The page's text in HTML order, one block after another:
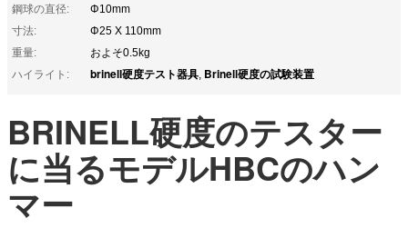
鋼球の直径:
Φ10mm
寸法:
Φ25 X 110mm
重量:
およそ0.5kg
ハイライト:
brinell硬度テスト器具, Brinell硬度の試験装置
BRINELL硬度のテスター
に当るモデルHBCのハン
マー